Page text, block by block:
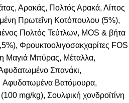
Αρακάς, Πολτός Αρακά, Λίπος
Πρωτεΐνη Κοτόπουλου (5%),
Πολτός Τεύτλων, MOS & βήτα
Φρουκτοολιγοσακχαρίτες FOS
Μαγιά Μπύρας, Μέταλλα,
Σπανάκι,
Βατόμουρα,
mg/kg), Σουλφική χονδροϊτίνη